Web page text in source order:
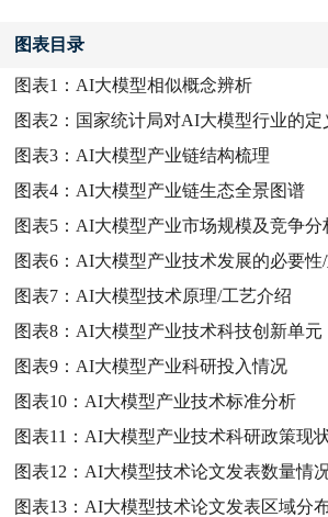
图表目录
图表1： AI大模型相似概念辨析
图表2： 国家统计局对AI大模型行业的定
图表3： AI大模型产业链结构梳理
图表4： AI大模型产业链生态全景图谱
图表5： AI大模型产业市场规模及竞争分
图表6： AI大模型产业技术发展的必要性
图表7： AI大模型技术原理/工艺介绍
图表8： AI大模型产业技术科技创新单元
图表9： AI大模型产业科研投入情况
图表10： AI大模型产业技术标准分析
图表11： AI大模型产业技术科研政策现
图表12： AI大模型技术论文发表数量情
图表13： AI大模型技术论文发表区域分